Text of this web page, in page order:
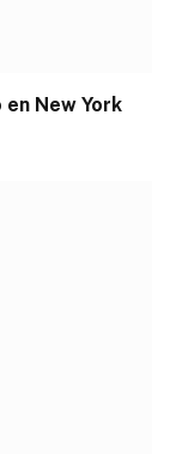
New York